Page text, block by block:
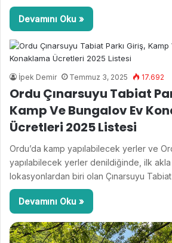
Devamını Oku »
İpek Demir Temmuz 3, 2025 17.692
Ordu Çınarsuyu Tabiat
Kamp Ve Bungalov Ev
Ücretleri 2025 Listesi
Ordu’da kamp yapılabilecek yerler ve
yapılabilecek yerler denildiğinde, ilk
lokasyonlardan biri olan Çınarsuyu
Devamını Oku »